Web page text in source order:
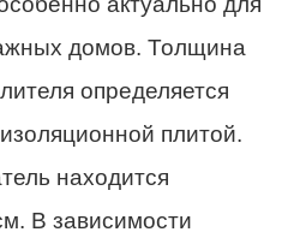
домов. Толщина
определяется
плитой.
находится
В зависимости